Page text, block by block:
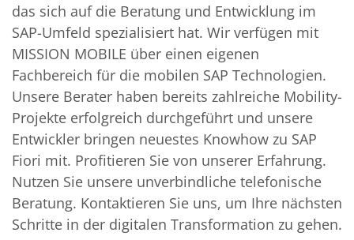
das sich auf die Beratung und Entwicklung im
SAP-Umfeld spezialisiert hat. Wir verfügen mit
MISSION MOBILE über einen eigenen
Fachbereich für die mobilen SAP Technologien.
Unsere Berater haben bereits zahlreiche Mobility-
Projekte erfolgreich durchgeführt und unsere
Entwickler bringen neuestes Knowhow zu SAP
Fiori mit. Profitieren Sie von unserer Erfahrung.
Nutzen Sie unsere unverbindliche telefonische
Beratung. Kontaktieren Sie uns, um Ihre nächsten
Schritte in der digitalen Transformation zu gehen.